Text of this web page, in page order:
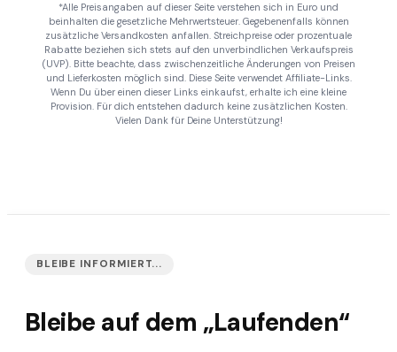
*Alle Preisangaben auf dieser Seite verstehen sich in Euro und
beinhalten die gesetzliche Mehrwertsteuer. Gegebenenfalls können
zusätzliche Versandkosten anfallen. Streichpreise oder prozentuale
Rabatte beziehen sich stets auf den unverbindlichen Verkaufspreis
(UVP). Bitte beachte, dass zwischenzeitliche Änderungen von Preisen
und Lieferkosten möglich sind. Diese Seite verwendet Affiliate-Links.
Wenn Du über einen dieser Links einkaufst, erhalte ich eine kleine
Provision. Für dich entstehen dadurch keine zusätzlichen Kosten.
Vielen Dank für Deine Unterstützung!
BLEIBE INFORMIERT...
Bleibe auf dem „Laufenden“